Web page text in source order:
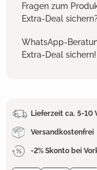
Fragen zum
Extra-Deal sichern?
WhatsApp-
Extra-Deal sichern!
Lieferzeit ca. 5-10
Versandkostenfrei
-2% Skonto bei